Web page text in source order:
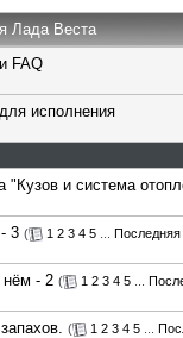
Лада Веста
FAQ
исполнения
"Кузов и система
3 ( 1 2 3 4 5 Последняя
нём - 2 ( 1 2 3 4 5
( 1 2 3 4 5